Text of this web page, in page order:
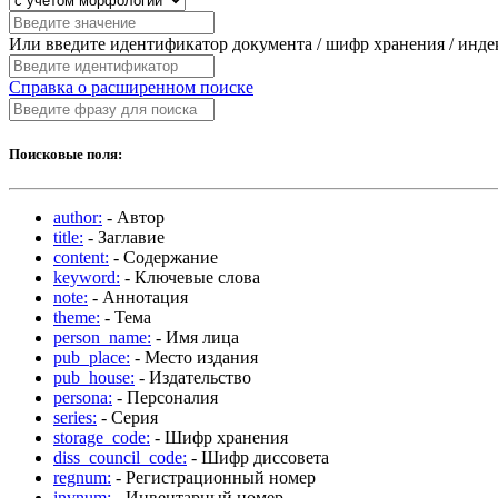
Или введите идентификатор документа / шифр хранения /
Справка о расширенном поиске
Поисковые поля:
author: - Автор
title: - Заглавие
content: - Содержание
keyword: - Ключевые слова
note: - Аннотация
theme: - Тема
person_name: - Имя лица
pub_place: - Место издания
pub_house: - Издательство
persona: - Персоналия
series: - Серия
storage_code: - Шифр хранения
diss_council_code: - Шифр диссовета
regnum: - Регистрационный номер